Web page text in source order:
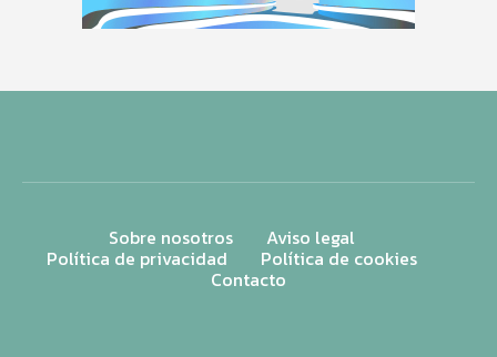
Sobre nosotros Aviso legal
Política de privacidad Política de cookies
Contacto